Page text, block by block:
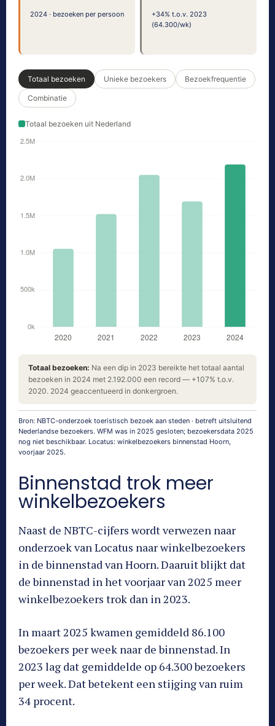
2024 · bezoeken per persoon
+34% t.o.v. 2023
(64.300/wk)
Totaal bezoeken Unieke bezoekers Bezoekfrequentie
Combinatie
Totaal bezoeken uit Nederland
Totaal bezoeken: Na een dip in 2023 bereikte het totaal aantal
bezoeken in 2024 met 2.192.000 een record — +107% t.o.v.
2020. 2024 geaccentueerd in donkergroen.
Bron: NBTC-onderzoek toeristisch bezoek aan steden · betreft uitsluitend
Nederlandse bezoekers. WFM was in 2025 gesloten; bezoekersdata 2025
nog niet beschikbaar. Locatus: winkelbezoekers binnenstad Hoorn,
voorjaar 2025.
Binnenstad trok meer
winkelbezoekers
Naast de NBTC-cijfers wordt verwezen naar
onderzoek van Locatus naar winkelbezoekers
in de binnenstad van Hoorn. Daaruit blijkt dat
de binnenstad in het voorjaar van 2025 meer
winkelbezoekers trok dan in 2023.
In maart 2025 kwamen gemiddeld 86.100
bezoekers per week naar de binnenstad. In
2023 lag dat gemiddelde op 64.300 bezoekers
per week. Dat betekent een stijging van ruim
34 procent.